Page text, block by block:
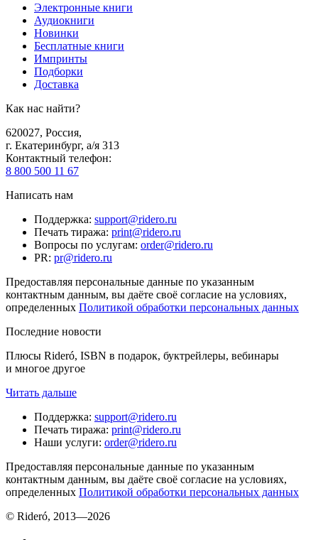
Электронные книги
Аудиокниги
Новинки
Бесплатные книги
Импринты
Подборки
Доставка
Как нас найти?
620027, Россия,
г. Екатеринбург, а/я 313
Контактный телефон:
8 800 500 11 67
Написать нам
Поддержка: support@ridero.ru
Печать тиража: print@ridero.ru
Вопросы по услугам: order@ridero.ru
PR: pr@ridero.ru
Предоставляя персональные данные по указанным
контактным данным, вы даёте своё согласие на условиях,
определенных Политикой обработки персональных данных
Последние новости
Плюсы Rideró, ISBN в подарок, буктрейлеры, вебинары
и многое другое
Читать дальше
Поддержка: support@ridero.ru
Печать тиража: print@ridero.ru
Наши услуги: order@ridero.ru
Предоставляя персональные данные по указанным
контактным данным, вы даёте своё согласие на условиях,
определенных Политикой обработки персональных данных
© Rideró, 2013—2026